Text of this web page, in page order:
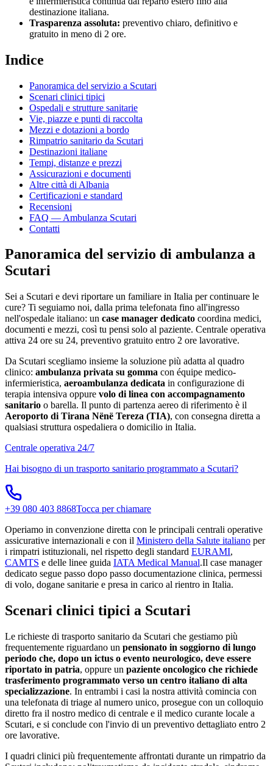
destinazione italiana.
Trasparenza assoluta: preventivo chiaro, definitivo e
gratuito in meno di 2 ore.
Indice
Panoramica del servizio a Scutari
Scenari clinici tipici
Ospedali e strutture sanitarie
Vie, piazze e punti di raccolta
Mezzi e dotazioni a bordo
Rimpatrio sanitario da Scutari
Destinazioni italiane
Tempi, distanze e prezzi
Assicurazioni e documenti
Altre città di Albania
Certificazioni e standard
Recensioni
FAQ — Ambulanza Scutari
Contatti
Panoramica del servizio di ambulanza a
Scutari
Sei a Scutari e devi riportare un familiare in Italia per continuare le
cure? Ti seguiamo noi, dalla prima telefonata fino all'ingresso
nell'ospedale italiano: un case manager dedicato coordina medici,
documenti e mezzi, così tu pensi solo al paziente. Centrale operativa
attiva 24 ore su 24, preventivo gratuito entro 2 ore lavorative.
Da Scutari scegliamo insieme la soluzione più adatta al quadro
clinico: ambulanza privata su gomma con équipe medico-
infermieristica, aeroambulanza dedicata in configurazione di
terapia intensiva oppure volo di linea con accompagnamento
sanitario o barella. Il punto di partenza aereo di riferimento è il
Aeroporto di Tirana Nënë Tereza (TIA), con consegna diretta a
qualsiasi struttura ospedaliera o domicilio in Italia.
Centrale operativa 24/7
Hai bisogno di un trasporto sanitario programmato a Scutari?
+39 080 403 8868Tocca per chiamare
Operiamo in convenzione diretta con le principali centrali operative
assicurative internazionali e con il Ministero della Salute italiano per
i rimpatri istituzionali, nel rispetto degli standard EURAMI,
CAMTS e delle linee guida IATA Medical Manual.Il case manager
dedicato segue passo dopo passo documentazione clinica, permessi
di volo, dogane sanitarie e presa in carico al rientro in Italia.
Scenari clinici tipici a Scutari
Le richieste di trasporto sanitario da Scutari che gestiamo più
frequentemente riguardano un pensionato in soggiorno di lungo
periodo che, dopo un ictus o evento neurologico, deve essere
riportato in patria, oppure un paziente oncologico che richiede
trasferimento programmato verso un centro italiano di alta
specializzazione. In entrambi i casi la nostra attività comincia con
una telefonata di triage al numero unico, prosegue con un colloquio
diretto fra il nostro medico di centrale e il medico curante locale a
Scutari, e si conclude con l'invio di un preventivo dettagliato entro 2
ore lavorative.
I quadri clinici più frequentemente affrontati durante un rimpatrio da